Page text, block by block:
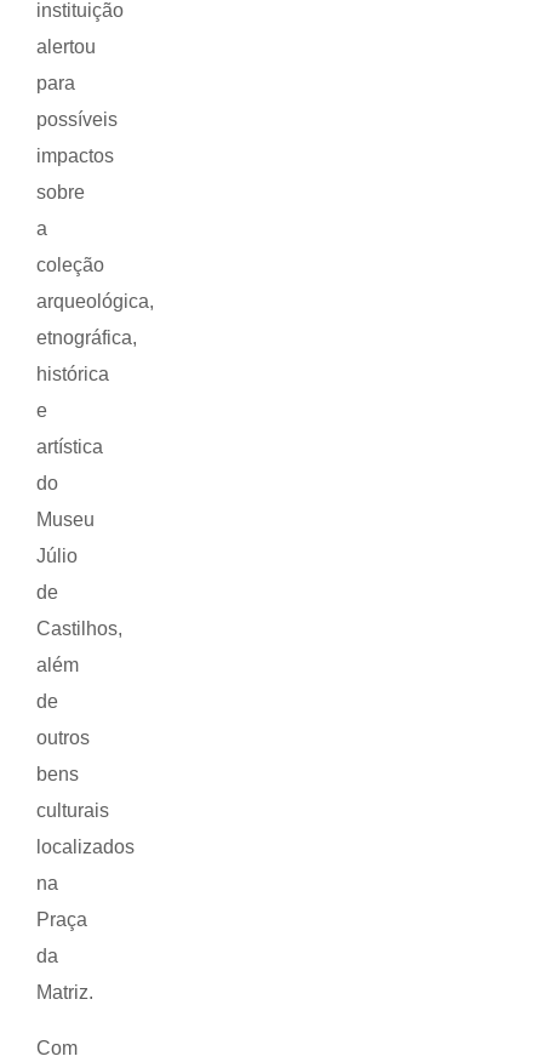
instituição
alertou
para
possíveis
impactos
sobre
a
coleção
arqueológica,
etnográfica,
histórica
e
artística
do
Museu
Júlio
de
Castilhos,
além
de
outros
bens
culturais
localizados
na
Praça
da
Matriz.
Com